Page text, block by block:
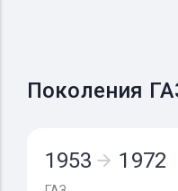
Поколения
1953 1972